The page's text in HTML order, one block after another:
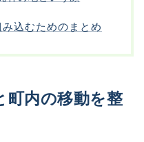
込むためのまとめ
町内の移動を整